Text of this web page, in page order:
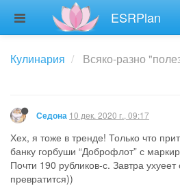
ESRPlan
Кулинария Всяко-разно
Седона 10 дек. 2020 г., 09:17
Хех, я тоже в тренде! Только что
банку горбуши “Доброфлот” с
Почти 190 рубликов-с. Завтра
превратится))